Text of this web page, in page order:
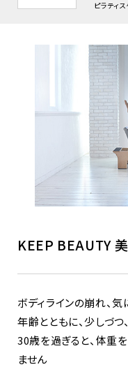
ピラティ
KEEP BEAUTY
ボディラインの崩れ、気
年齢とともに、少しづ
30歳を過ぎると、体重
ません